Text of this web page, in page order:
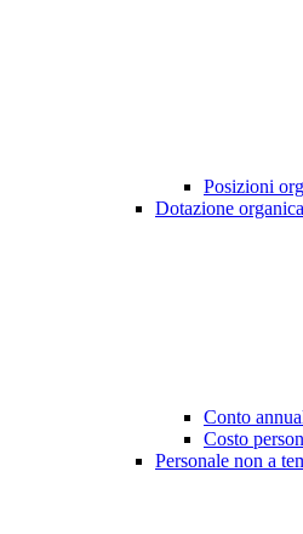
Posizioni
Dotazione organica
Conto
Costo
Personale non a